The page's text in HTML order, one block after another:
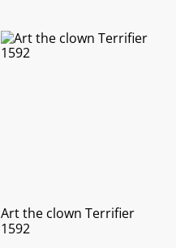
Art the clown Terrifier
1592